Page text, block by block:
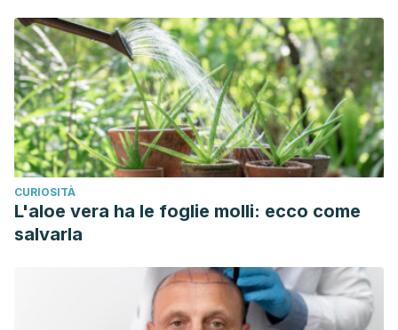
CURIOSITÀ
L'aloe vera ha le foglie molli: ecco come
salvarla